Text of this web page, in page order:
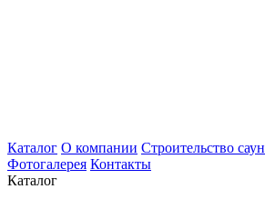
Каталог О компании Строительство саун
Фотогалерея Контакты
Каталог